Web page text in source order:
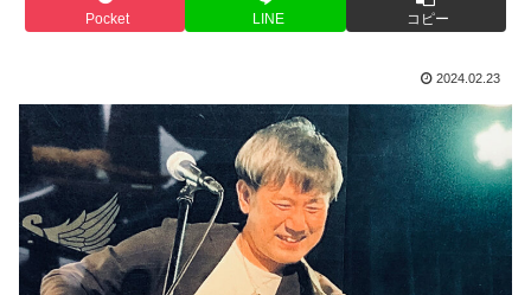
Pocket LINE コピー
2024.02.23